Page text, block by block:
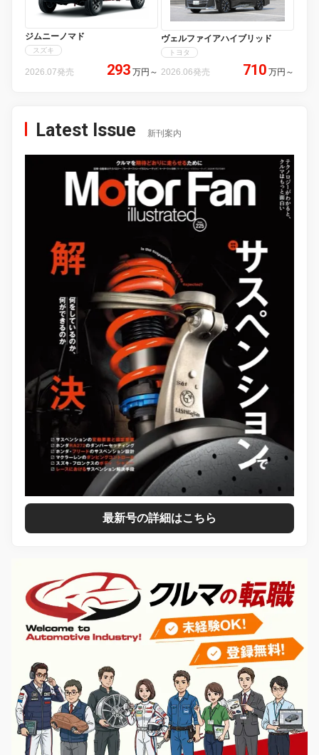
ジムニーノマド
スズキ
2026.07発売 293 万円 ～
ヴェルファイアハイブリッド
トヨタ
2026.06発売 710 万円 ～
Latest Issue 新刊案内
最新号の詳細はこちら